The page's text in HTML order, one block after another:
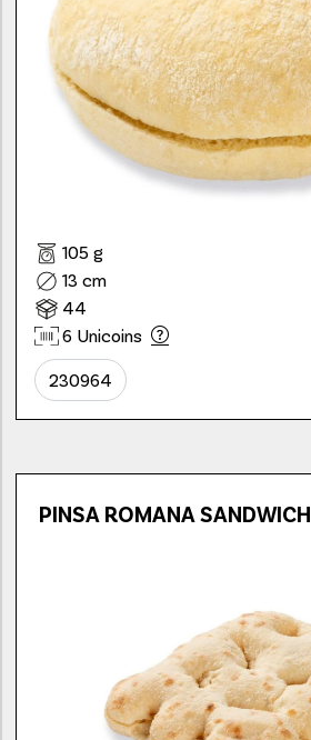
105 g
13 cm
44
6 Unicoins
230964
PINSA ROMANA SANDWICH